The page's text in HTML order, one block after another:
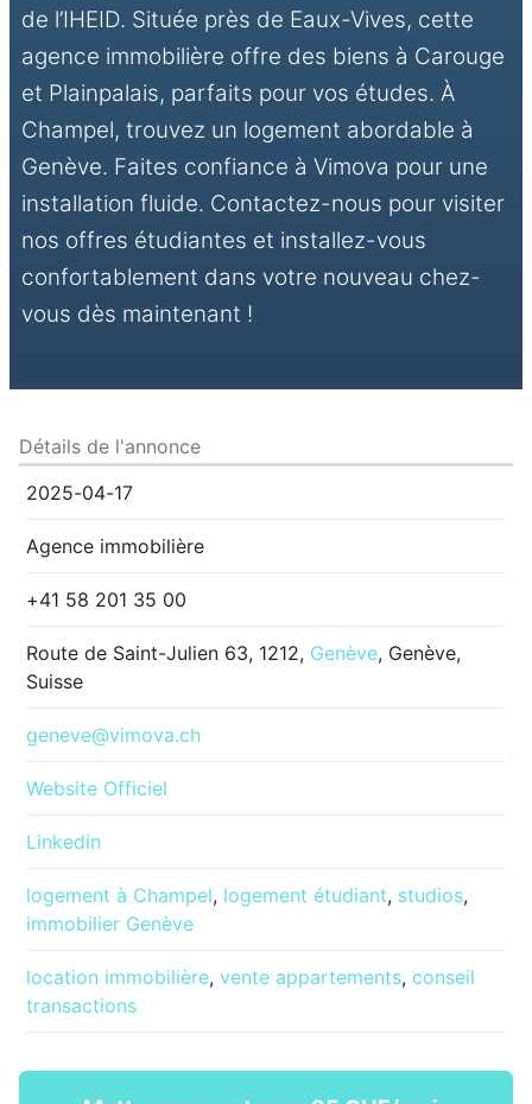
de l’IHEID. Située près de Eaux-Vives, cette
agence immobilière offre des biens à Carouge
et Plainpalais, parfaits pour vos études. À
Champel, trouvez un logement abordable à
Genève. Faites confiance à Vimova pour une
installation fluide. Contactez-nous pour visiter
nos offres étudiantes et installez-vous
confortablement dans votre nouveau chez-
vous dès maintenant !
Détails de l'annonce
2025-04-17
Agence immobilière
+41 58 201 35 00
Route de Saint-Julien 63, 1212, Genève, Genève,
Suisse
geneve@vimova.ch
Website Officiel
Linkedin
logement à Champel, logement étudiant, studios,
immobilier Genève
location immobilière, vente appartements, conseil
transactions